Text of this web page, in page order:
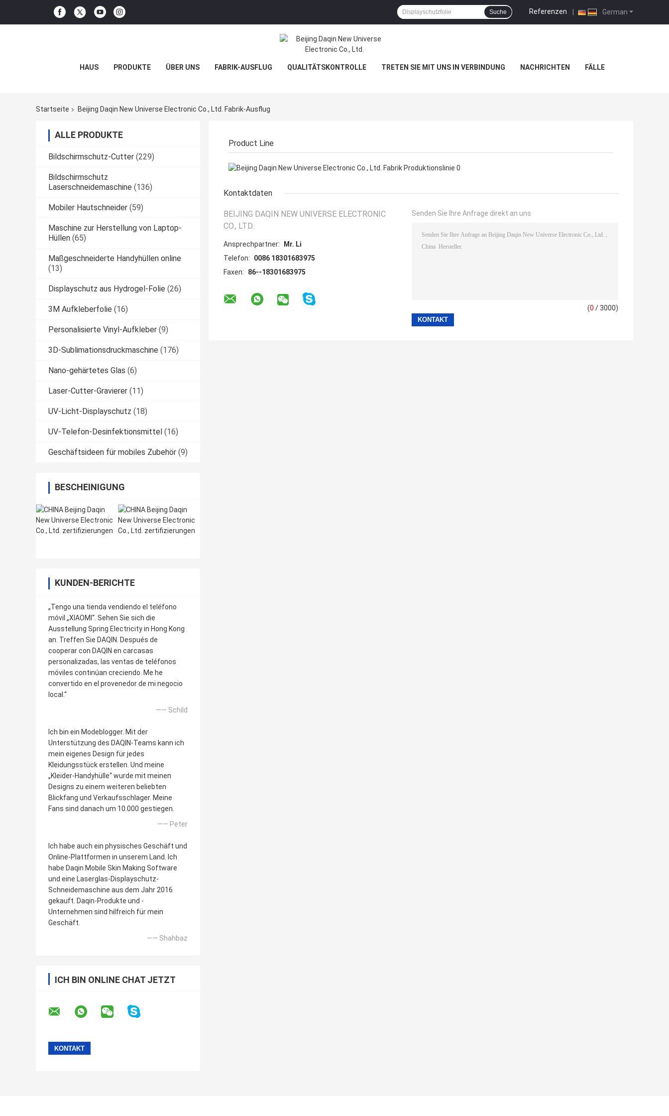
German
Referenzen |
Suche
HAUS PRODUKTE ÜBER UNS FABRIK-AUSFLUG QUALITÄTSKONTROLLE TRETEN SIE MIT UNS IN VERBINDUNG NACHRICHTEN FÄLLE
Startseite Beijing Daqin New Universe Electronic Co., Ltd. Fabrik-Ausflug
ALLE PRODUKTE
Bildschirmschutz-Cutter (229)
Bildschirmschutz
Laserschneidemaschine (136)
Mobiler Hautschneider (59)
Maschine zur Herstellung von Laptop-
Hüllen (65)
Maßgeschneiderte Handyhüllen online
(13)
Displayschutz aus Hydrogel-Folie (26)
3M Aufkleberfolie (16)
Personalisierte Vinyl-Aufkleber (9)
3D-Sublimationsdruckmaschine (176)
Nano-gehärtetes Glas (6)
Laser-Cutter-Gravierer (11)
UV-Licht-Displayschutz (18)
UV-Telefon-Desinfektionsmittel (16)
Geschäftsideen für mobiles Zubehör (9)
BESCHEINIGUNG
KUNDEN-BERICHTE
„Tengo una tienda vendiendo el teléfono
móvil „XIAOMI“. Sehen Sie sich die
Ausstellung Spring Electricity in Hong Kong
an. Treffen Sie DAQIN. Después de
cooperar con DAQIN en carcasas
personalizadas, las ventas de teléfonos
móviles continúan creciendo. Me he
convertido en el provenedor de mi negocio
local.“
—— Schild
Ich bin ein Modeblogger. Mit der
Unterstützung des DAQIN-Teams kann ich
mein eigenes Design für jedes
Kleidungsstück erstellen. Und meine
„Kleider-Handyhülle“ wurde mit meinen
Designs zu einem weiteren beliebten
Blickfang und Verkaufsschlager. Meine
Fans sind danach um 10.000 gestiegen.
—— Peter
Ich habe auch ein physisches Geschäft und
Online-Plattformen in unserem Land. Ich
habe Daqin Mobile Skin Making Software
und eine Laserglas-Displayschutz-
Schneidemaschine aus dem Jahr 2016
gekauft. Daqin-Produkte und -
Unternehmen sind hilfreich für mein
Geschäft.
—— Shahbaz
ICH BIN ONLINE CHAT JETZT
Product Line
Kontaktdaten
BEIJING DAQIN NEW UNIVERSE ELECTRONIC
CO., LTD.
Ansprechpartner:
Mr. Li
Telefon:
0086 18301683975
Faxen:
86--18301683975
Senden Sie Ihre Anfrage direkt an uns
(0 / 3000)